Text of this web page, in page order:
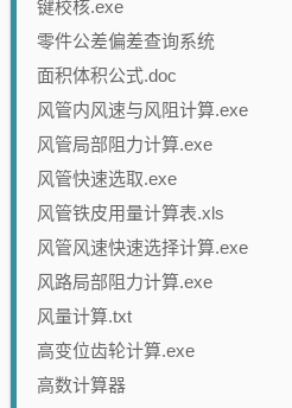
键校核.exe
零件公差偏差查询系统
面积体积公式.doc
风管内风速与风阻计算.exe
风管局部阻力计算.exe
风管快速选取.exe
风管铁皮用量计算表.xls
风管风速快速选择计算.exe
风路局部阻力计算.exe
风量计算.txt
高变位齿轮计算.exe
高数计算器